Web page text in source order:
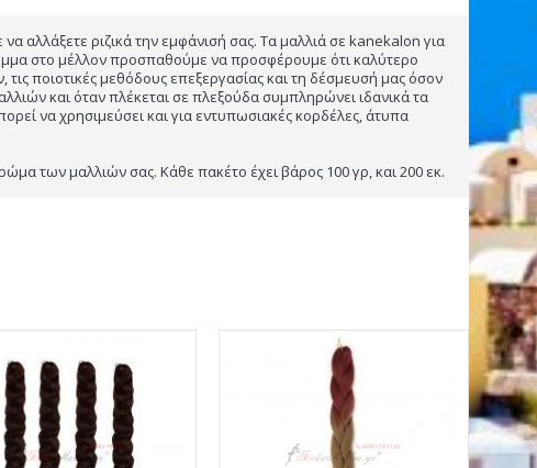
αλλάξετε ριζικά την εμφάνισή σας. Τα μαλλιά σε kanekalon για
στο μέλλον προσπαθούμε να προσφέρουμε ότι καλύτερο
ποιοτικές μεθόδους επεξεργασίας και τη δέσμευσή μας όσον
και όταν πλέκεται σε πλεξούδα συμπληρώνει ιδανικά τα
να χρησιμεύσει και για εντυπωσιακές κορδέλες, άτυπα
των μαλλιών σας. Κάθε πακέτο έχει βάρος 100 γρ, και 200 εκ.